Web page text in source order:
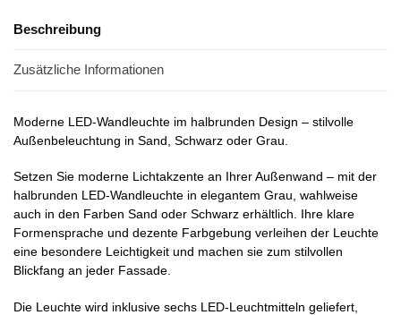
Beschreibung
Zusätzliche Informationen
Moderne LED-Wandleuchte im halbrunden Design – stilvolle
Außenbeleuchtung in Sand, Schwarz oder Grau.
Setzen Sie moderne Lichtakzente an Ihrer Außenwand – mit der
halb­runden LED-Wandleuchte in elegantem Grau, wahlweise
auch in den Farben Sand oder Schwarz erhältlich. Ihre klare
Formensprache und dezente Farbgebung verleihen der Leuchte
eine besondere Leichtigkeit und machen sie zum stilvollen
Blickfang an jeder Fassade.
Die Leuchte wird inklusive sechs LED-Leuchtmitteln geliefert,